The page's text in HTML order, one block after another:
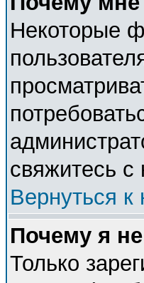
Некоторые
свяжитесь с
Вернуться к
Почему я
Только